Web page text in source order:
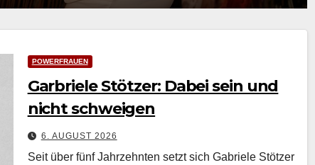
POWERFRAUEN
Garbriele Stötzer: Dabei sein und
nicht schweigen
6. AUGUST 2026
Seit über fünf Jahrzehn­ten set­zt sich Gabriele Stötzer